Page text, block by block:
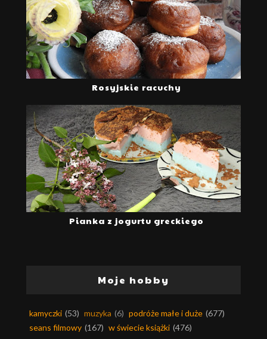
Rosyjskie racuchy
Pianka z jogurtu greckiego
Moje hobby
kamyczki (53) muzyka (6) podróże małe i duże (677)
seans filmowy (167) w świecie książki (476)